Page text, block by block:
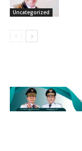
Uncategorized